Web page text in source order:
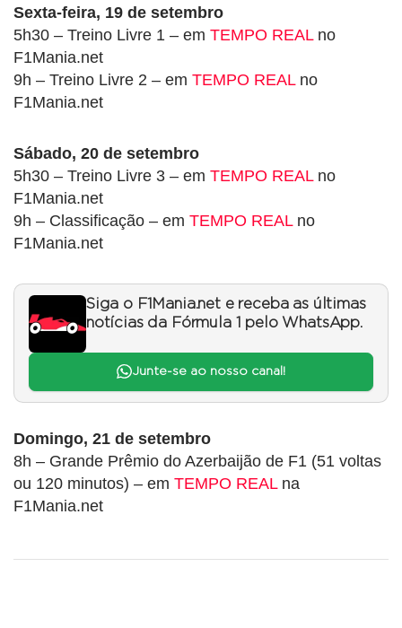
Sexta-feira, 19 de setembro
5h30 – Treino Livre 1 – em TEMPO REALno
F1Mania.net
9h – Treino Livre 2 – em TEMPO REALno
F1Mania.net
Sábado, 20 de setembro
5h30 – Treino Livre 3 – em TEMPO REALno
F1Mania.net
9h – Classificação – em TEMPO REALno
F1Mania.net
Siga o F1Mania.net e receba as últimas
notícias da Fórmula 1 pelo WhatsApp.
Junte-se ao nosso canal!
Domingo, 21 de setembro
8h – Grande Prêmio do Azerbaijão de F1 (51 voltas
ou 120 minutos) – em TEMPO REALna
F1Mania.net